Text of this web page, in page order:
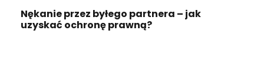
Nękanie przez byłego partnera – jak
uzyskać ochronę prawną?